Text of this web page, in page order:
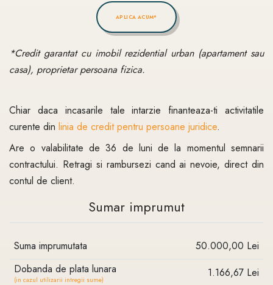
APLICA ACUM*
*Credit garantat cu imobil rezidential urban (apartament sau
casa), proprietar persoana fizica.
Chiar daca incasarile tale intarzie finanteaza-ti activitatile
curente din linia de credit pentru persoane juridice.
Are o valabilitate de 36 de luni de la momentul semnarii
contractului. Retragi si rambursezi cand ai nevoie, direct din
contul de client.
Sumar imprumut
Suma imprumutata
50.000,00 Lei
Dobanda de plata lunara
(in cazul utilizarii intregii sume)
1.166,67 Lei